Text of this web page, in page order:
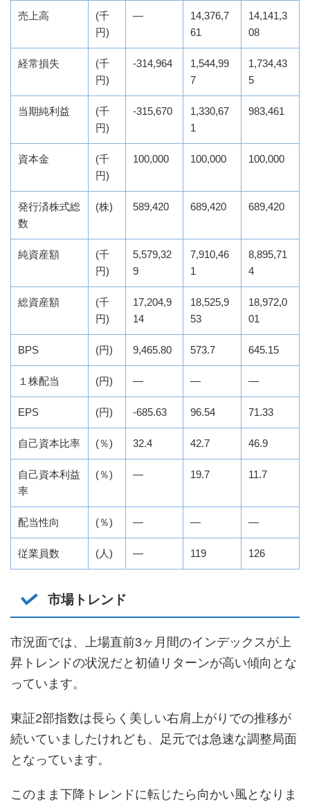
売上高
(千
円)
―
14,376,7
61
14,141,3
08
経常損失
(千
円)
-314,964
1,544,99
7
1,734,43
5
当期純利益
(千
円)
-315,670
1,330,67
1
983,461
資本金
(千
円)
100,000 100,000 100,000
発行済株式総
数
(株) 589,420 689,420 689,420
純資産額
(千
円)
5,579,32
9
7,910,46
1
8,895,71
4
総資産額
(千
円)
17,204,9
14
18,525,9
53
18,972,0
01
BPS (円) 9,465.80 573.7 645.15
１株配当 (円) ― ― ―
EPS (円) -685.63 96.54 71.33
自己資本比率 (％) 32.4 42.7 46.9
自己資本利益
率
(％) ― 19.7 11.7
配当性向 (％) ― ― ―
従業員数 (人) ― 119 126
市場トレンド
市況面では、上場直前3ヶ月間のインデックスが上
昇トレンドの状況だと初値リターンが高い傾向とな
っています。
東証2部指数は長らく美しい右肩上がりでの推移が
続いていましたけれども、足元では急速な調整局面
となっています。
このまま下降トレンドに転じたら向かい風となりま